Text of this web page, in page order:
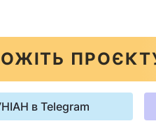
в Telegram